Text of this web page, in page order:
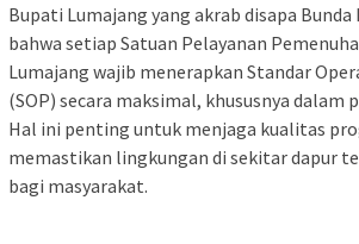
Bupati Lumajang yang akrab disapa
bahwa setiap Satuan Pelayanan
Lumajang wajib menerapkan Standar
(SOP) secara maksimal, khususnya dalam
Hal ini penting untuk menjaga kualitas
memastikan lingkungan di sekitar dapur
bagi masyarakat.